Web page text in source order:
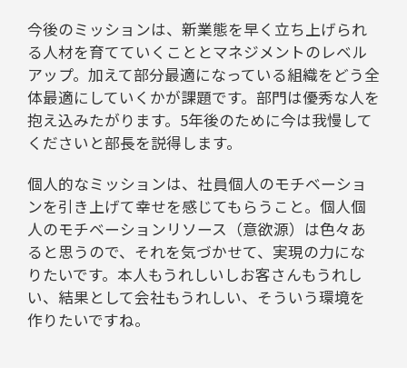
今後のミッションは、新業態を早く立ち上げられ
る人材を育てていくこととマネジメントのレベル
アップ。加えて部分最適になっている組織をどう全
体最適にしていくかが課題です。部門は優秀な人を
抱え込みたがります。5年後のために今は我慢して
くださいと部長を説得します。
個人的なミッションは、社員個人のモチベーショ
ンを引き上げて幸せを感じてもらうこと。個人個
人のモチベーションリソース（意欲源）は色々あ
ると思うので、それを気づかせて、実現の力にな
りたいです。本人もうれしいしお客さんもうれし
い、結果として会社もうれしい、そういう環境を
作りたいですね。